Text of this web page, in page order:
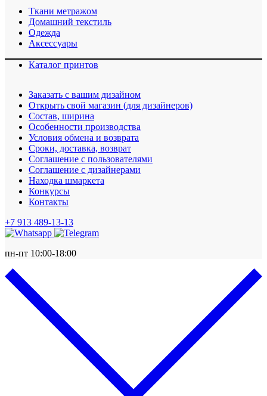
Ткани метражом
Домашний текстиль
Одежда
Аксессуары
Каталог принтов
Заказать с вашим дизайном
Открыть свой магазин (для дизайнеров)
Cостав, ширина
Особенности производства
Условия обмена и возврата
Сроки, доставка, возврат
Соглашение с пользователями
Соглашение с дизайнерами
Находка шмаркета
Конкурсы
Контакты
+7 913 489-13-13
пн-пт 10:00-18:00